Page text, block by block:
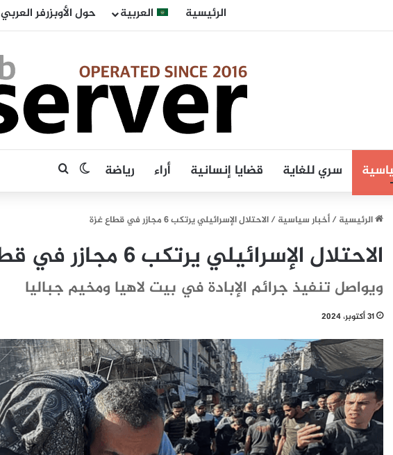
الرئيسية العربية حول الأوبزرفر العربي
سري للغاية قضايا إنسانية أراء رياضة الوضع المظلم
الرئيسية/أخبار سياسية/الاحتلال الإسرائيلي يرتكب 6 مجازر في قطاع غزة
الاحتلال الإسرائيلي يرتكب 6 مجازر في قطاع غزة
ويواصل تنفيذ جرائم الإبادة في بيت لاهيا ومخيم جباليا
31 أكتوبر، 2024